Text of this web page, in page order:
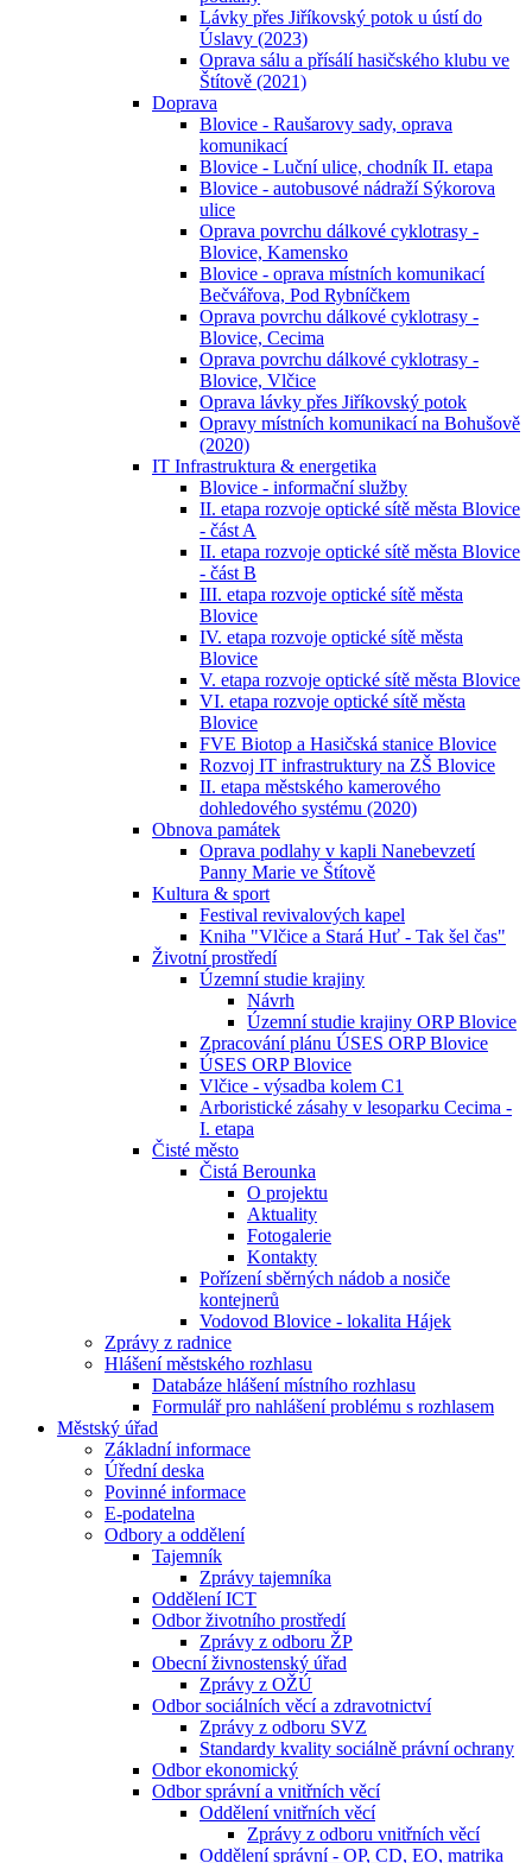
Lávky přes Jiříkovský potok u ústí do
Úslavy (2023)
Oprava sálu a přísálí hasičského klubu ve
Štítově (2021)
Doprava
Blovice - Raušarovy sady, oprava
komunikací
Blovice - Luční ulice, chodník II. etapa
Blovice - autobusové nádraží Sýkorova
ulice
Oprava povrchu dálkové cyklotrasy -
Blovice, Kamensko
Blovice - oprava místních komunikací
Bečvářova, Pod Rybníčkem
Oprava povrchu dálkové cyklotrasy -
Blovice, Cecima
Oprava povrchu dálkové cyklotrasy -
Blovice, Vlčice
Oprava lávky přes Jiříkovský potok
Opravy místních komunikací na Bohušově
(2020)
IT Infrastruktura & energetika
Blovice - informační služby
II. etapa rozvoje optické sítě města Blovice
- část A
II. etapa rozvoje optické sítě města Blovice
- část B
III. etapa rozvoje optické sítě města
Blovice
IV. etapa rozvoje optické sítě města
Blovice
V. etapa rozvoje optické sítě města Blovice
VI. etapa rozvoje optické sítě města
Blovice
FVE Biotop a Hasičská stanice Blovice
Rozvoj IT infrastruktury na ZŠ Blovice
II. etapa městského kamerového
dohledového systému (2020)
Obnova památek
Oprava podlahy v kapli Nanebevzetí
Panny Marie ve Štítově
Kultura & sport
Festival revivalových kapel
Kniha "Vlčice a Stará Huť - Tak šel čas"
Životní prostředí
Územní studie krajiny
Návrh
Územní studie krajiny ORP Blovice
Zpracování plánu ÚSES ORP Blovice
ÚSES ORP Blovice
Vlčice - výsadba kolem C1
Arboristické zásahy v lesoparku Cecima -
I. etapa
Čisté město
Čistá Berounka
O projektu
Aktuality
Fotogalerie
Kontakty
Pořízení sběrných nádob a nosiče
kontejnerů
Vodovod Blovice - lokalita Hájek
Zprávy z radnice
Hlášení městského rozhlasu
Databáze hlášení místního rozhlasu
Formulář pro nahlášení problému s rozhlasem
Městský úřad
Základní informace
Úřední deska
Povinné informace
E-podatelna
Odbory a oddělení
Tajemník
Zprávy tajemníka
Oddělení ICT
Odbor životního prostředí
Zprávy z odboru ŽP
Obecní živnostenský úřad
Zprávy z OŽÚ
Odbor sociálních věcí a zdravotnictví
Zprávy z odboru SVZ
Standardy kvality sociálně právní ochrany
Odbor ekonomický
Odbor správní a vnitřních věcí
Oddělení vnitřních věcí
Zprávy z odboru vnitřních věcí
Oddělení správní - OP, CD, EO, matrika